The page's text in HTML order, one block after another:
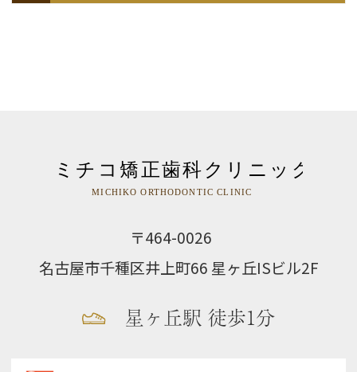
〒464-0026
名古屋市千種区井上町66 星ヶ丘ISビル2F
星ヶ丘駅 徒歩1分